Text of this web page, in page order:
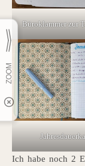
Büroklammer zur
Ich habe noch 2